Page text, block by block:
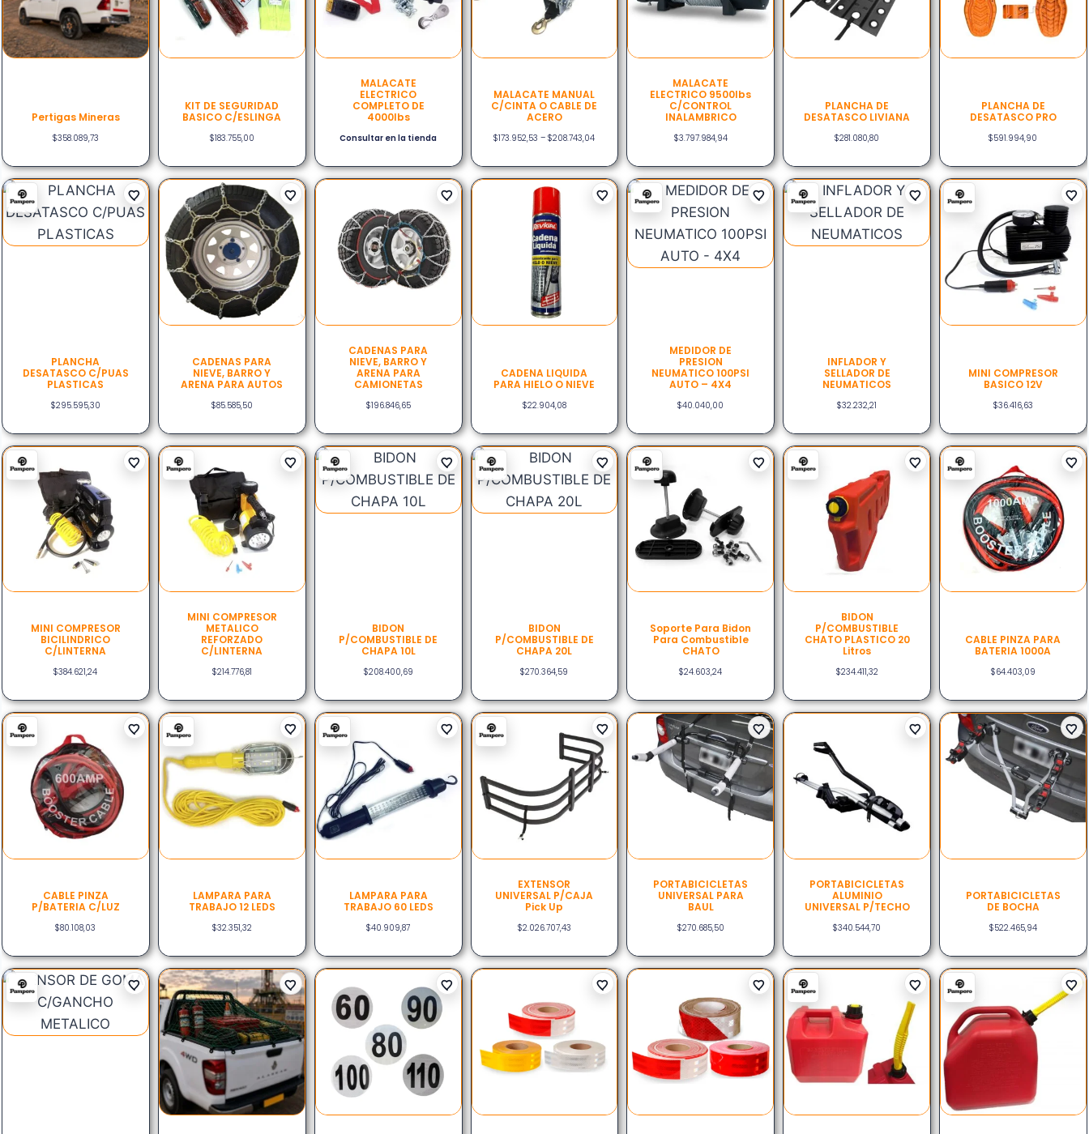
Pertigas Mineras
$358.089,73
KIT DE SEGURIDAD
BASICO C/ESLINGA
$183.755,00
MALACATE
ELECTRICO
COMPLETO DE
4000lbs
Consultar en la tienda
MALACATE MANUAL
C/CINTA O CABLE DE
ACERO
$173.952,53 – $208.743,04
MALACATE
ELECTRICO 9500lbs
C/CONTROL
INALAMBRICO
$3.797.984,94
PLANCHA DE
DESATASCO LIVIANA
$281.080,80
PLANCHA DE
DESATASCO PRO
$591.994,90
PLANCHA
DESATASCO C/PUAS
PLASTICAS
$295.595,30
CADENAS PARA
NIEVE, BARRO Y
ARENA PARA AUTOS
$85.585,50
CADENAS PARA
NIEVE, BARRO Y
ARENA PARA
CAMIONETAS
$196.846,65
CADENA LIQUIDA
PARA HIELO O NIEVE
$22.904,08
MEDIDOR DE
PRESION
NEUMATICO 100PSI
AUTO – 4X4
$40.040,00
INFLADOR Y
SELLADOR DE
NEUMATICOS
$32.232,21
MINI COMPRESOR
BASICO 12V
$36.416,63
MINI COMPRESOR
BICILINDRICO
C/LINTERNA
$384.621,24
MINI COMPRESOR
METALICO
REFORZADO
C/LINTERNA
$214.776,81
BIDON
P/COMBUSTIBLE DE
CHAPA 10L
$208.400,69
BIDON
P/COMBUSTIBLE DE
CHAPA 20L
$270.364,59
Soporte Para Bidon
Para Combustible
CHATO
$24.603,24
BIDON
P/COMBUSTIBLE
CHATO PLASTICO 20
Litros
$234.411,32
CABLE PINZA PARA
BATERIA 1000A
$64.403,09
CABLE PINZA
P/BATERIA C/LUZ
$80.108,03
LAMPARA PARA
TRABAJO 12 LEDS
$32.351,32
LAMPARA PARA
TRABAJO 60 LEDS
$40.909,87
EXTENSOR
UNIVERSAL P/CAJA
Pick Up
$2.026.707,43
PORTABICICLETAS
UNIVERSAL PARA
BAUL
$270.685,50
PORTABICICLETAS
ALUMINIO
UNIVERSAL P/TECHO
$340.544,70
PORTABICICLETAS
DE BOCHA
$522.465,94